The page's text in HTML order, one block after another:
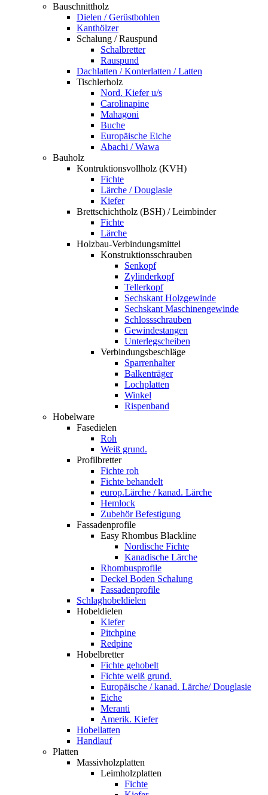
Bauschnittholz
Dielen / Gerüstbohlen
Kanthölzer
Schalung / Rauspund
Schalbretter
Rauspund
Dachlatten / Konterlatten / Latten
Tischlerholz
Nord. Kiefer u/s
Carolinapine
Mahagoni
Buche
Europäische Eiche
Abachi / Wawa
Bauholz
Kontruktionsvollholz (KVH)
Fichte
Lärche / Douglasie
Kiefer
Brettschichtholz (BSH) / Leimbinder
Fichte
Lärche
Holzbau-Verbindungsmittel
Konstruktionsschrauben
Senkopf
Zylinderkopf
Tellerkopf
Sechskant Holzgewinde
Sechskant Maschinengewinde
Schlossschrauben
Gewindestangen
Unterlegscheiben
Verbindungsbeschläge
Sparrenhalter
Balkenträger
Lochplatten
Winkel
Rispenband
Hobelware
Fasedielen
Roh
Weiß grund.
Profilbretter
Fichte roh
Fichte behandelt
europ.Lärche / kanad. Lärche
Hemlock
Zubehör Befestigung
Fassadenprofile
Easy Rhombus Blackline
Nordische Fichte
Kanadische Lärche
Rhombusprofile
Deckel Boden Schalung
Fassadenprofile
Schlaghobeldielen
Hobeldielen
Kiefer
Pitchpine
Redpine
Hobelbretter
Fichte gehobelt
Fichte weiß grund.
Europäische / kanad. Lärche/ Douglasie
Eiche
Meranti
Amerik. Kiefer
Hobellatten
Handlauf
Platten
Massivholzplatten
Leimholzplatten
Fichte